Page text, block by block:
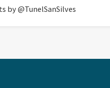
by @TunelSanSilves